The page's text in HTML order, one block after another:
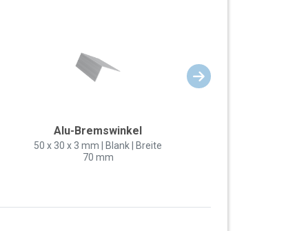
Alu-Bremswinkel
50 x 30 x 3 mm | Blank | Breite
70 mm